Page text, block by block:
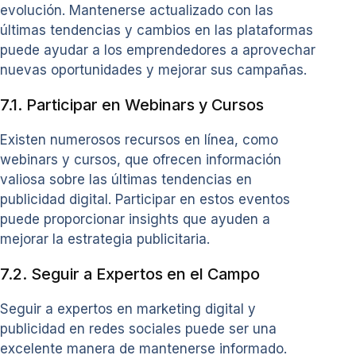
evolución. Mantenerse actualizado con las
últimas tendencias y cambios en las plataformas
puede ayudar a los emprendedores a aprovechar
nuevas oportunidades y mejorar sus campañas.
7.1. Participar en Webinars y Cursos
Existen numerosos recursos en línea, como
webinars y cursos, que ofrecen información
valiosa sobre las últimas tendencias en
publicidad digital. Participar en estos eventos
puede proporcionar insights que ayuden a
mejorar la estrategia publicitaria.
7.2. Seguir a Expertos en el Campo
Seguir a expertos en marketing digital y
publicidad en redes sociales puede ser una
excelente manera de mantenerse informado.